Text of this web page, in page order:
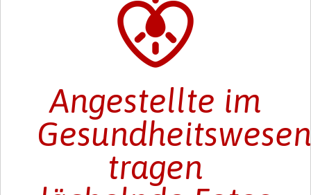
Angestellte im
tragen